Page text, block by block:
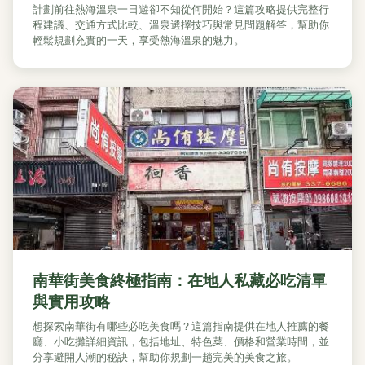
計劃前往熱海溫泉一日遊卻不知從何開始？這篇攻略提供完整行
程建議、交通方式比較、溫泉選擇技巧與常見問題解答，幫助你
輕鬆規劃充實的一天，享受熱海溫泉的魅力。
南華街美食終極指南：在地人私藏必吃清單
與實用攻略
想探索南華街有哪些必吃美食嗎？這篇指南提供在地人推薦的餐
廳、小吃攤詳細資訊，包括地址、特色菜、價格和營業時間，並
分享避開人潮的秘訣，幫助你規劃一趟完美的美食之旅。